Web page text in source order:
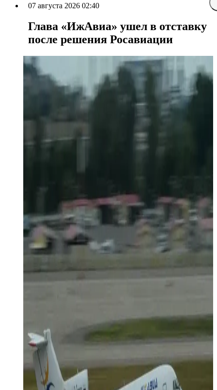
07 августа 2026 02:40
Глава «ИжАвиа» ушел в отставку
после решения Росавиации